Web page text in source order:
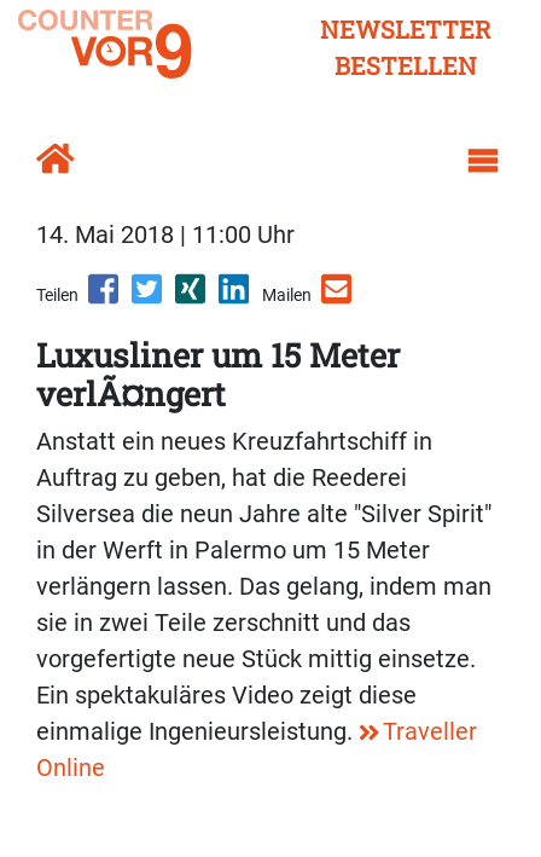
NEWSLETTER
BESTELLEN
14. Mai 2018 | 11:00 Uhr
Teilen Mailen
Luxusliner um 15 Meter
verlÃ¤ngert
Anstatt ein neues Kreuzfahrtschiff in
Auftrag zu geben, hat die Reederei
Silversea die neun Jahre alte "Silver Spirit"
in der Werft in Palermo um 15 Meter
verlängern lassen. Das gelang, indem man
sie in zwei Teile zerschnitt und das
vorgefertigte neue Stück mittig einsetze.
Ein spektakuläres Video zeigt diese
einmalige Ingenieursleistung.
Traveller
Online